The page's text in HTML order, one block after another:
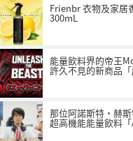
Frienbr 衣物及家居
300mL
能量飲料界的帝王
許久不見的新商品
那位阿諾斯特·赫
超高機能能量飲料「